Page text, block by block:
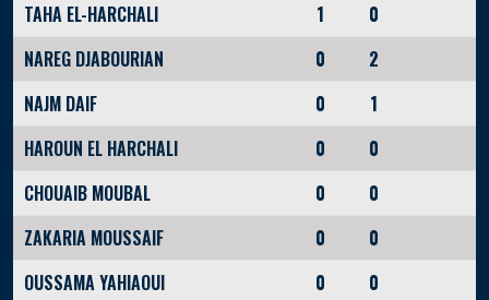
TAHA EL-HARCHALI
1
0
NAREG DJABOURIAN
0
2
NAJM DAIF
0
1
HAROUN EL HARCHALI
0
0
CHOUAIB MOUBAL
0
0
ZAKARIA MOUSSAIF
0
0
OUSSAMA YAHIAOUI
0
0